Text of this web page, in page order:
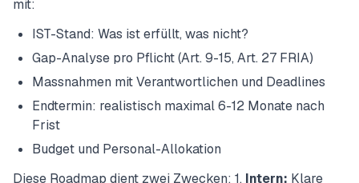
mit:
IST-Stand: Was ist erfüllt, was nicht?
Gap-Analyse pro Pflicht (Art. 9-15, Art. 27 FRIA)
Massnahmen mit Verantwortlichen und Deadlines
Endtermin: realistisch maximal 6-12 Monate nach
Frist
Budget und Personal-Allokation
Diese Roadmap dient zwei Zwecken: 1. Intern: Klare